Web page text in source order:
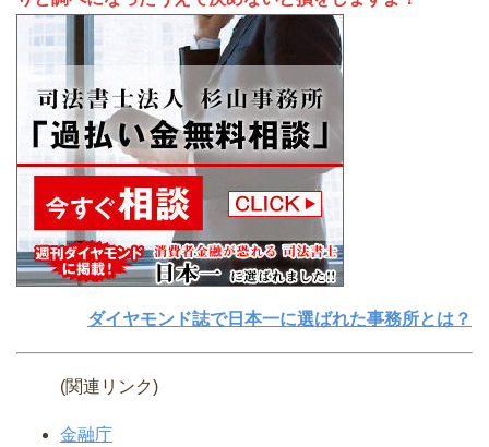
ダイヤモンド誌で日本一に選ばれた事務所とは？
(関連リンク)
金融庁